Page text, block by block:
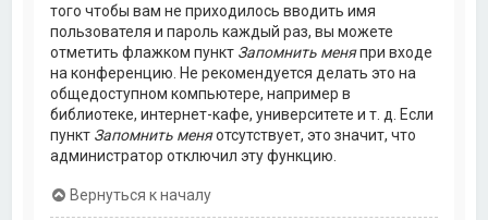
того чтобы вам не приходилось вводить имя
пользователя и пароль каждый раз, вы можете
отметить флажком пункт Запомнить меняпри входе
на конференцию. Не рекомендуется делать это на
общедоступном компьютере, например в
библиотеке, интернет-кафе, университете и т. д. Если
пункт Запомнить меняотсутствует, это значит, что
администратор отключил эту функцию.
Вернуться к началу